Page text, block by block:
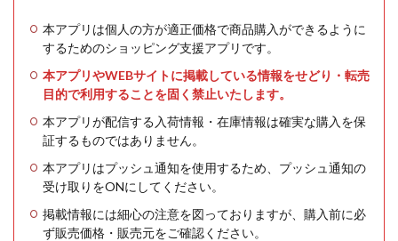
本アプリは個人の方が適正価格で商品購入ができるように
するためのショッピング支援アプリです。
本アプリやWEBサイトに掲載している情報をせどり・転売
目的で利用することを固く禁止いたします。
本アプリが配信する入荷情報・在庫情報は確実な購入を保
証するものではありません。
本アプリはプッシュ通知を使用するため、プッシュ通知の
受け取りをONにしてください。
掲載情報には細心の注意を図っておりますが、購入前に必
ず販売価格・販売元をご確認ください。